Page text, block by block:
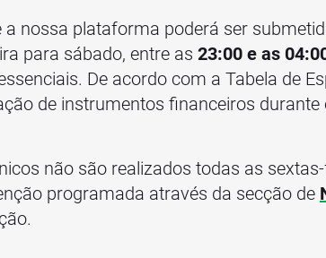
nossa plataforma poderá ser
para sábado, entre as 23:00 e as
De acordo com a Tabela de
de instrumentos financeiros durante
não são realizados todas as
programada através da secção de